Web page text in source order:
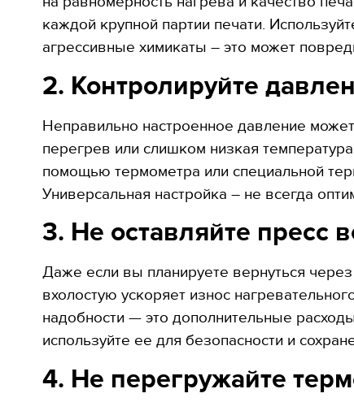
каждой крупной партии печати.
агрессивные химикаты – это может
2. Контролируйте
Неправильно настроенное давление
перегрев или слишком низкая
помощью термометра или специальной
Универсальная настройка – не всегда
3. Не оставляйте пресс
Даже если вы планируете вернуться
вхолостую ускоряет износ
надобности — это дополнительные
используйте ее для безопасности и
4. Не перегружайте